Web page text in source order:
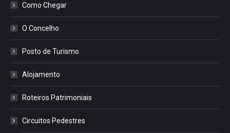
Como Chegar
O Concelho
Posto de Turismo
Alojamento
Roteiros Patrimoniais
Circuitos Pedestres